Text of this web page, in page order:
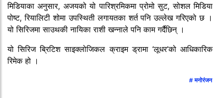
मिडियाका अनुसार, अजयको यो पारिश्रमिकमा प्रोमो सुट, सोशल मिडिया
पोष्ट, रियालिटी शोमा उपस्थिती लगायतका शर्त पनि उल्लेख गरिएको छ ।
यो सिरिजमा साउथकी नायिका राशी खन्नाले पनि काम गर्दैछिन् ।
यो सिरिज ब्रिटिश साइक्लोजिकल क्राइम ड्रामा ‘लूधर’को आधिकारिक
रिमेक हो ।
मनोरंजन